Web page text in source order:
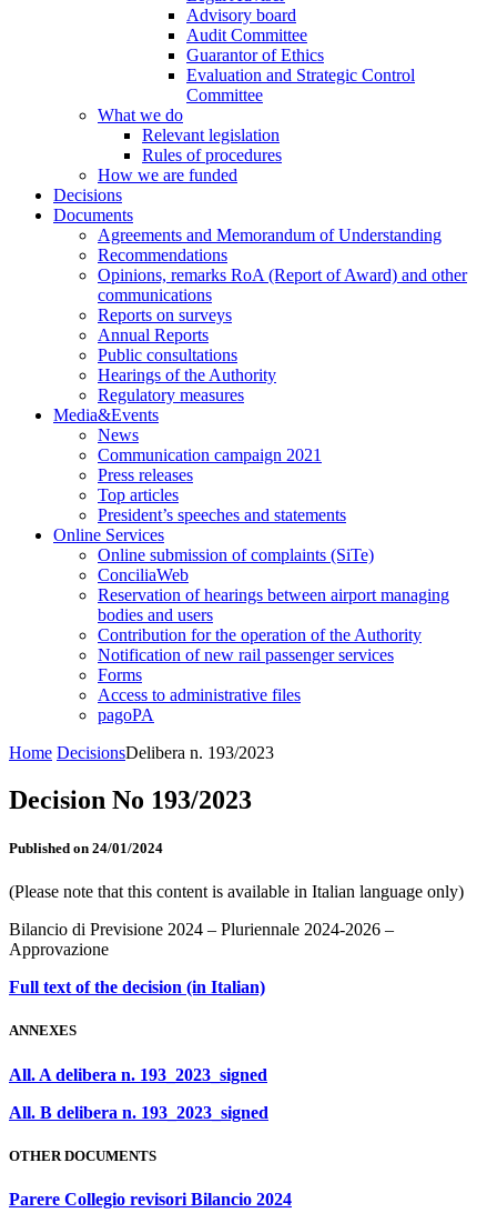
Advisory board
Audit Committee
Guarantor of Ethics
Evaluation and Strategic Control
Committee
What we do
Relevant legislation
Rules of procedures
How we are funded
Decisions
Documents
Agreements and Memorandum of Understanding
Recommendations
Opinions, remarks RoA (Report of Award) and other
communications
Reports on surveys
Annual Reports
Public consultations
Hearings of the Authority
Regulatory measures
Media&Events
News
Communication campaign 2021
Press releases
Top articles
President’s speeches and statements
Online Services
Online submission of complaints (SiTe)
ConciliaWeb
Reservation of hearings between airport managing
bodies and users
Contribution for the operation of the Authority
Notification of new rail passenger services
Forms
Access to administrative files
pagoPA
Home DecisionsDelibera n. 193/2023
Decision No 193/2023
Published on 24/01/2024
(Please note that this content is available in Italian language only)
Bilancio di Previsione 2024 – Pluriennale 2024-2026 –
Approvazione
Full text of the decision (in Italian)
ANNEXES
All. A delibera n. 193_2023_signed
All. B delibera n. 193_2023_signed
OTHER DOCUMENTS
Parere Collegio revisori Bilancio 2024